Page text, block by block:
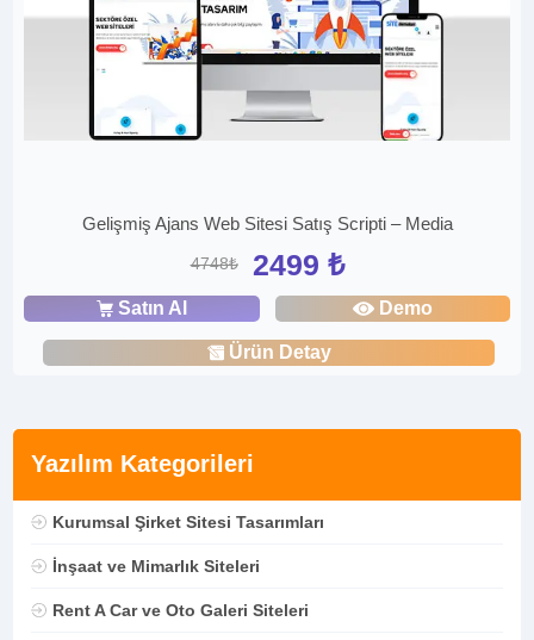
Yazılım Kategorileri
Kurumsal Şirket Sitesi Tasarımları
İnşaat ve Mimarlık Siteleri
Rent A Car ve Oto Galeri Siteleri
Gelişmiş Ajans Web Sitesi Satış Scripti – Media
4748₺ 2499 ₺
Satın Al Demo
Ürün Detay